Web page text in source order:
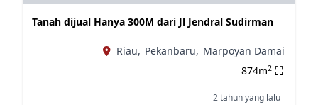
Tanah dijual Hanya 300M dari Jl Jendral Sudirman
Riau, Pekanbaru, Marpoyan Damai
874m2
2 tahun yang lalu